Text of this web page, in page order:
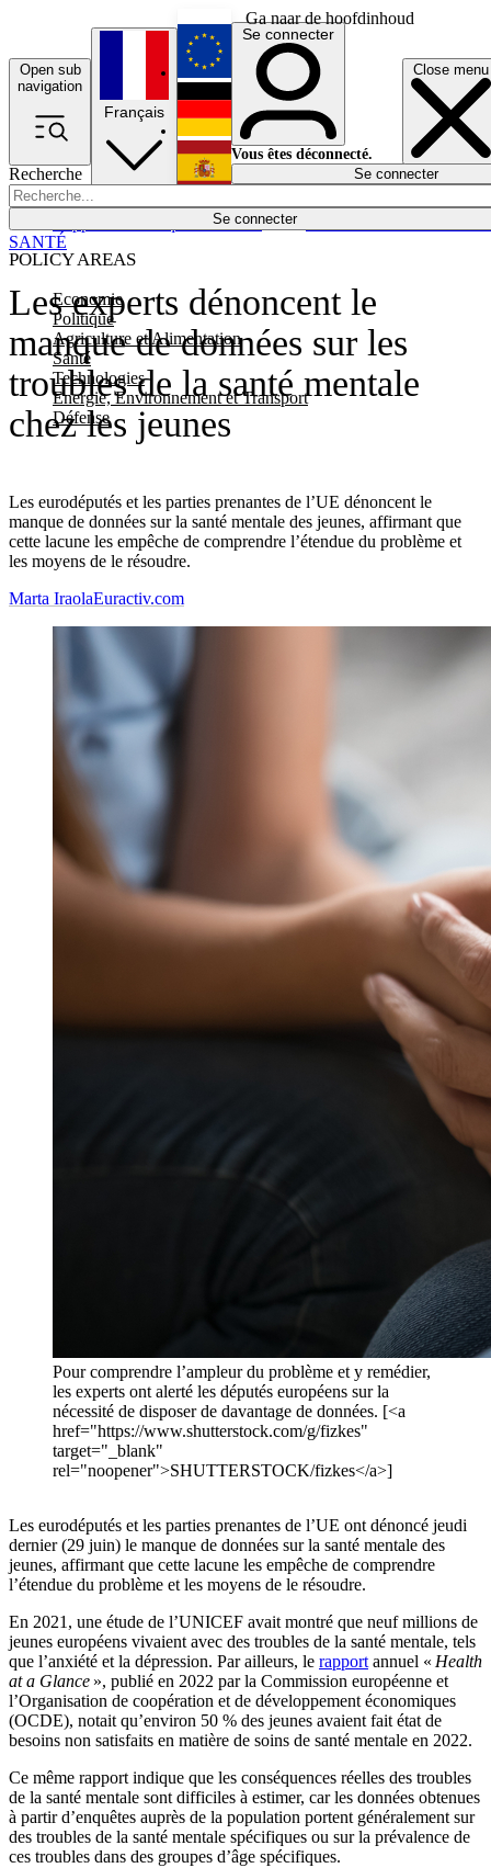
Ga naar de hoofdinhoud
Open sub
navigation
Close menu
Recherche
Se connecter
POLICY AREAS
Economie
Politique
Agriculture et Alimentation
Santé
Technologies
Energie, Environnement et Transport
Défense
Économie
Français
English
Deutsch
Español
Se connecter
Vous êtes déconnecté.
Se connecter
Les experts dénoncent le
manque de données sur les
troubles de la santé mentale
chez les jeunes
Les eurodéputés et les parties prenantes de l’UE dénoncent le
manque de données sur la santé mentale des jeunes, affirmant que
cette lacune les empêche de comprendre l’étendue du problème et
les moyens de le résoudre.
SANTÉ
Marta IraolaEuractiv.com
Pour comprendre l’ampleur du problème et y remédier,
les experts ont alerté les députés européens sur la
nécessité de disposer de davantage de données. [<a
href="https://www.shutterstock.com/g/fizkes"
target="_blank"
rel="noopener">SHUTTERSTOCK/fizkes</a>]
Les eurodéputés et les parties prenantes de l’UE ont dénoncé jeudi
dernier (29 juin) le manque de données sur la santé mentale des
jeunes, affirmant que cette lacune les empêche de comprendre
l’étendue du problème et les moyens de le résoudre.
En 2021, une étude de l’UNICEF avait montré que neuf millions de
jeunes européens vivaient avec des troubles de la santé mentale, tels
que l’anxiété et la dépression. Par ailleurs, le rapport annuel « Health
at a Glance », publié en 2022 par la Commission européenne et
l’Organisation de coopération et de développement économiques
(OCDE), notait qu’environ 50 % des jeunes avaient fait état de
besoins non satisfaits en matière de soins de santé mentale en 2022.
Ce même rapport indique que les conséquences réelles des troubles
de la santé mentale sont difficiles à estimer, car les données obtenues
à partir d’enquêtes auprès de la population portent généralement sur
des troubles de la santé mentale spécifiques ou sur la prévalence de
ces troubles dans des groupes d’âge spécifiques.